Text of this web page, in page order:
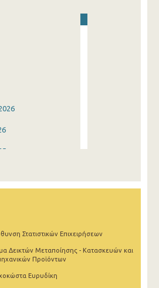
Στατιστικών Επιχειρήσεων
Δεικτών Μεταποίησης - Κατασκευών και
Προϊόντων
Ευρυδίκη